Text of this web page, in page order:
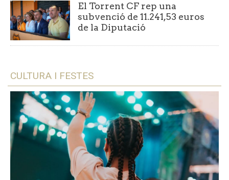
El Torrent CF rep una
subvenció de 11.241,53 euros
de la Diputació
CULTURA I FESTES